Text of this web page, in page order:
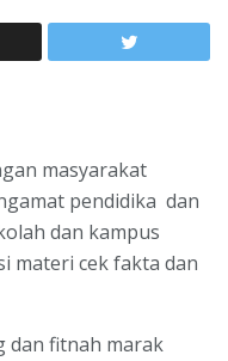
masyarakat
pendidika dan
dan kampus
materi cek fakta dan
dan fitnah marak